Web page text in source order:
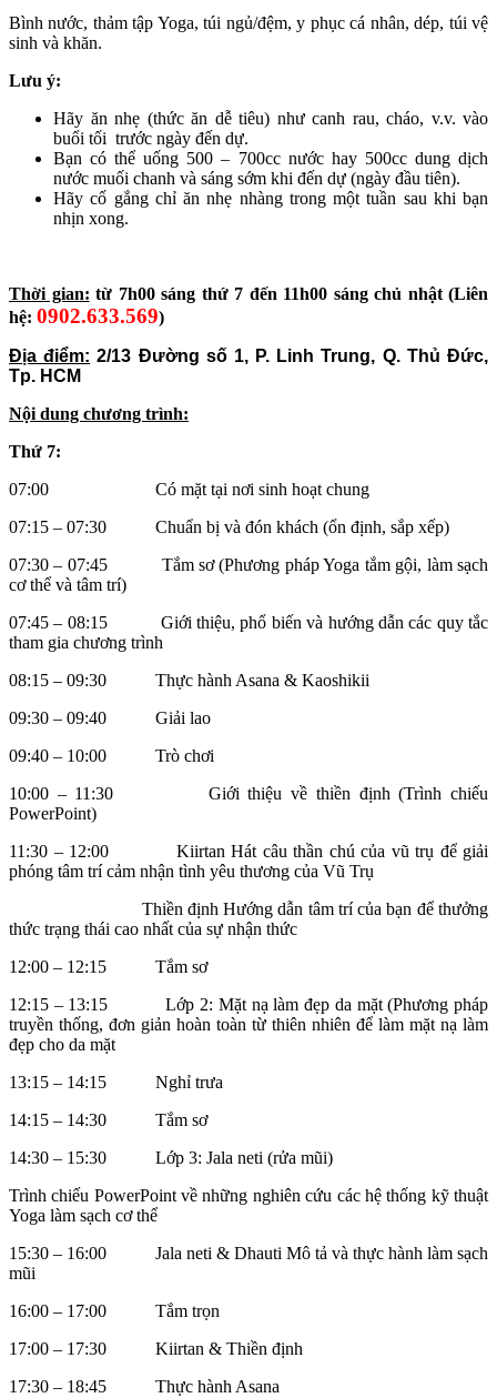
Bình nước, thảm tập Yoga, túi ngủ/đệm, y phục cá nhân, dép, túi vệ
sinh và khăn.
Lưu ý:
Hãy ăn nhẹ (thức ăn dễ tiêu) như canh rau, cháo, v.v. vào
buổi tối trước ngày đến dự.
Bạn có thể uống 500 – 700cc nước hay 500cc dung dịch
nước muối chanh và sáng sớm khi đến dự (ngày đầu tiên).
Hãy cố gắng chỉ ăn nhẹ nhàng trong một tuần sau khi bạn
nhịn xong.
Thời gian: từ 7h00 sáng thứ 7 đến 11h00 sáng chủ nhật (Liên
hệ: 0902.633.569)
Địa điểm: 2/13 Đường số 1, P. Linh Trung, Q. Thủ Đức,
Tp. HCM
Nội dung chương trình:
Thứ 7:
07:00 Có mặt tại nơi sinh hoạt chung
07:15 – 07:30 Chuẩn bị và đón khách (ổn định, sắp xếp)
07:30 – 07:45 Tắm sơ (Phương pháp Yoga tắm gội, làm sạch
cơ thể và tâm trí)
07:45 – 08:15 Giới thiệu, phổ biến và hướng dẫn các quy tắc
tham gia chương trình
08:15 – 09:30 Thực hành Asana & Kaoshikii
09:30 – 09:40 Giải lao
09:40 – 10:00 Trò chơi
10:00 – 11:30 Giới thiệu về thiền định (Trình chiếu
PowerPoint)
11:30 – 12:00 Kiirtan Hát câu thần chú của vũ trụ để giải
phóng tâm trí cảm nhận tình yêu thương của Vũ Trụ
Thiền định Hướng dẫn tâm trí của bạn để thưởng
thức trạng thái cao nhất của sự nhận thức
12:00 – 12:15 Tắm sơ
12:15 – 13:15 Lớp 2: Mặt nạ làm đẹp da mặt (Phương pháp
truyền thống, đơn giản hoàn toàn từ thiên nhiên để làm mặt nạ làm
đẹp cho da mặt
13:15 – 14:15 Nghỉ trưa
14:15 – 14:30 Tắm sơ
14:30 – 15:30 Lớp 3: Jala neti (rửa mũi)
Trình chiếu PowerPoint về những nghiên cứu các hệ thống kỹ thuật
Yoga làm sạch cơ thể
15:30 – 16:00 Jala neti & Dhauti Mô tả và thực hành làm sạch
mũi
16:00 – 17:00 Tắm trọn
17:00 – 17:30 Kiirtan & Thiền định
17:30 – 18:45 Thực hành Asana